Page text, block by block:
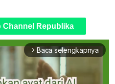
Channel Republika
arrow_forward_ios Baca selengkapnya